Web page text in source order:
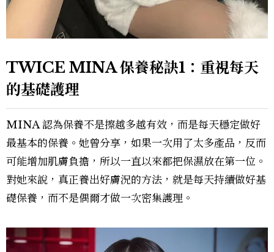
TWICE MINA 保養秘訣1：重視每天
的基礎護理
MINA 認為保養不是擦越多越有效，而是每天穩定做好
最基本的保養。她曾分享，如果一次用了太多產品，反而
可能增加肌膚負擔，所以一直以來都把保濕放在第一位。
對她來說，真正養出好膚況的方法，就是每天持續做好基
礎保養，而不是偶爾才做一次密集護理。